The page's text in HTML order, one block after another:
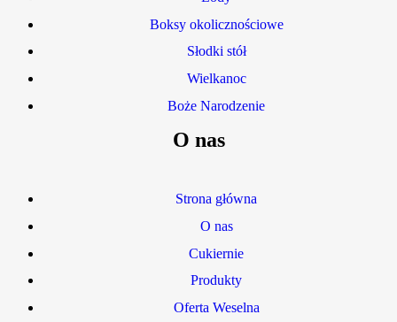
Boksy okolicznościowe
Słodki stół
Wielkanoc
Boże Narodzenie
O nas
Strona główna
O nas
Cukiernie
Produkty
Oferta Weselna